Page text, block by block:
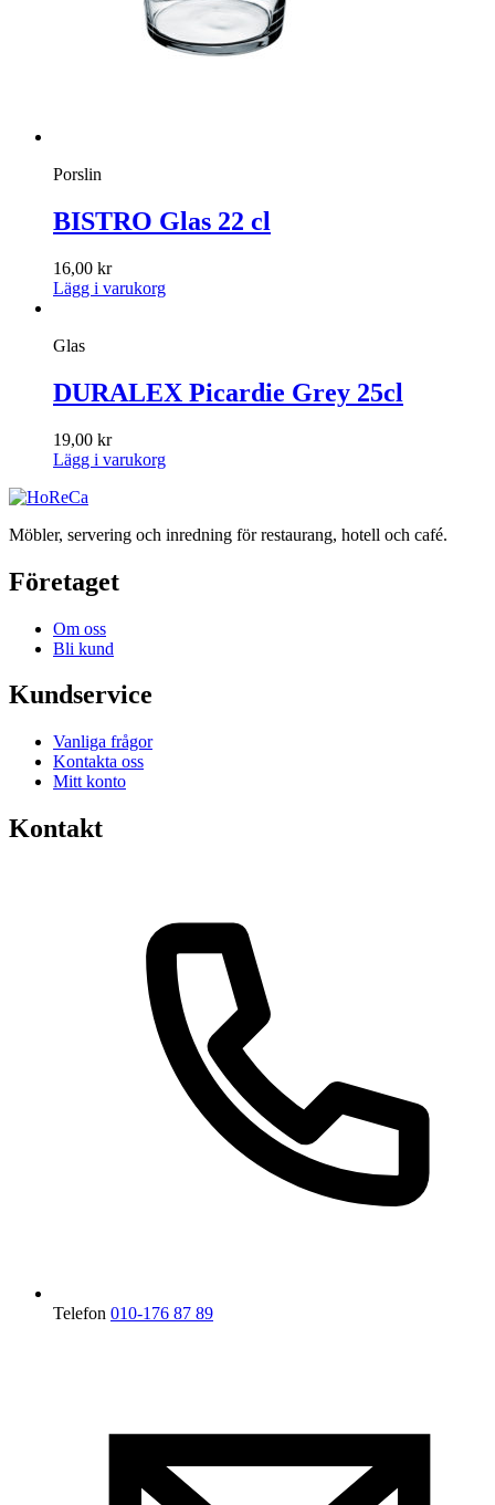
Porslin
BISTRO Glas 22 cl
16,00 kr
Lägg i varukorg
Glas
DURALEX Picardie Grey 25cl
19,00 kr
Lägg i varukorg
Möbler, servering och inredning för restaurang, hotell och café.
Företaget
Om oss
Bli kund
Kundservice
Vanliga frågor
Kontakta oss
Mitt konto
Kontakt
Telefon 010-176 87 89